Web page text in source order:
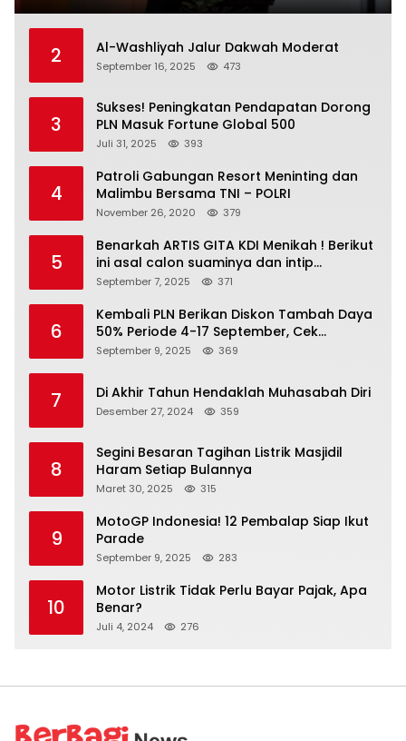
2 Al-Washliyah Jalur Dakwah Moderat
September 16, 2025 473
3
Sukses! Peningkatan Pendapatan Dorong
PLN Masuk Fortune Global 500
Juli 31, 2025 393
4
Patroli Gabungan Resort Meninting dan
Malimbu Bersama TNI – POLRI
November 26, 2020 379
5
Benarkah ARTIS GITA KDI Menikah ! Berikut
ini asal calon suaminya dan intip
undangannya
September 7, 2025 371
6
Kembali PLN Berikan Diskon Tambah Daya
50% Periode 4-17 September, Cek
Ketentuannya!
September 9, 2025 369
7 Di Akhir Tahun Hendaklah Muhasabah Diri
Desember 27, 2024 359
8
Segini Besaran Tagihan Listrik Masjidil
Haram Setiap Bulannya
Maret 30, 2025 315
9
MotoGP Indonesia! 12 Pembalap Siap Ikut
Parade
September 9, 2025 283
10
Motor Listrik Tidak Perlu Bayar Pajak, Apa
Benar?
Juli 4, 2024 276